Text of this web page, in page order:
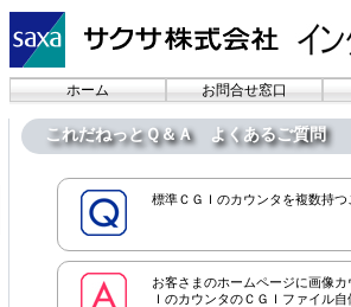
ホーム お問合せ窓口
これだねっとＱ＆Ａ よくあるご質問
標準ＣＧＩのカウンタを複数持
お客さまのホームページに画像
ＩのカウンタのＣＧＩファイル